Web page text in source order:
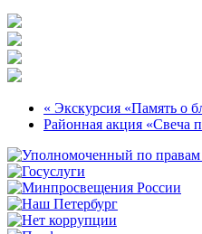
« Экскурсия «Память о
Районная акция «Свеча